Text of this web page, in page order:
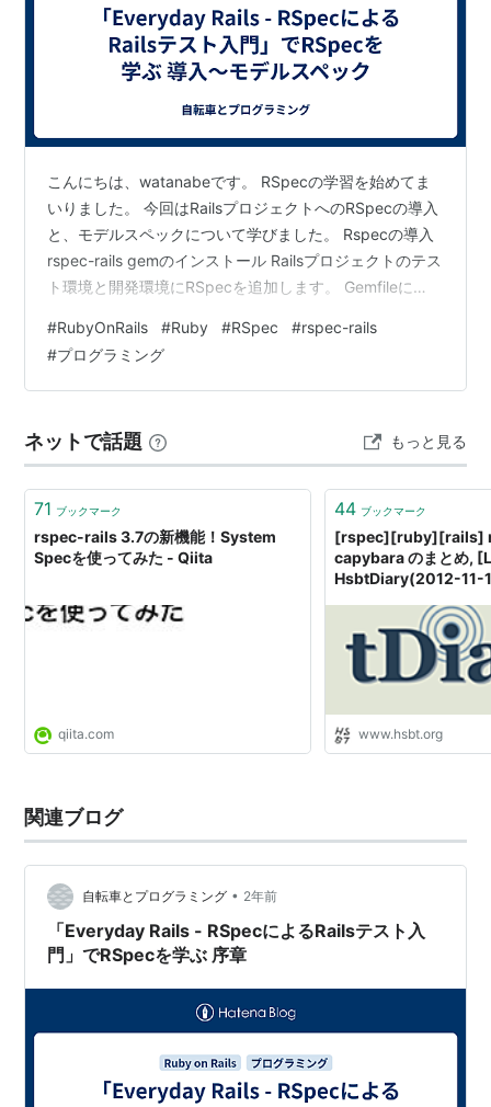
こんにちは、watanabeです。 RSpecの学習を始めてま
いりました。 今回はRailsプロジェクトへのRSpecの導入
と、モデルスペックについて学びました。 Rspecの導入
rspec-rails gemのインストール Railsプロジェクトのテス
ト環境と開発環境にRSpecを追加します。 Gemfileに
した時点ではver6.1.2が最新で、Rails7シリーズに対応し
ています。 github.com RSpecのインストール RSpecを
プロジェクトにインストールします。 $ bundle ins…
#RubyOnRails #Ruby #RSpec #rspec-rails
#プログラミング
ネットで話題 もっと見る
71 ブックマーク
rspec-rails 3.7の新機能！System
Specを使ってみた - Qiita
qiita.com
44 ブックマーク
[rspec][ruby][rails]
capybara のまとめ,
HsbtDiary(2012-11-
www.hsbt.org
関連ブログ
自転車とプログラミング • 2年前
「Everyday Rails - RSpecによるRailsテスト入
門」でRSpecを学ぶ 序章